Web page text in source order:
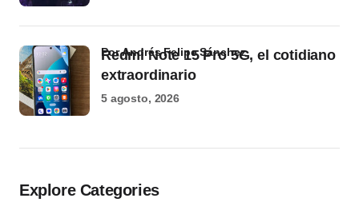
Redmi Note 15 Pro 5G, el cotidiano
extraordinario
por Andrés Felipe Sánchez
5 agosto, 2026
Explore Categories